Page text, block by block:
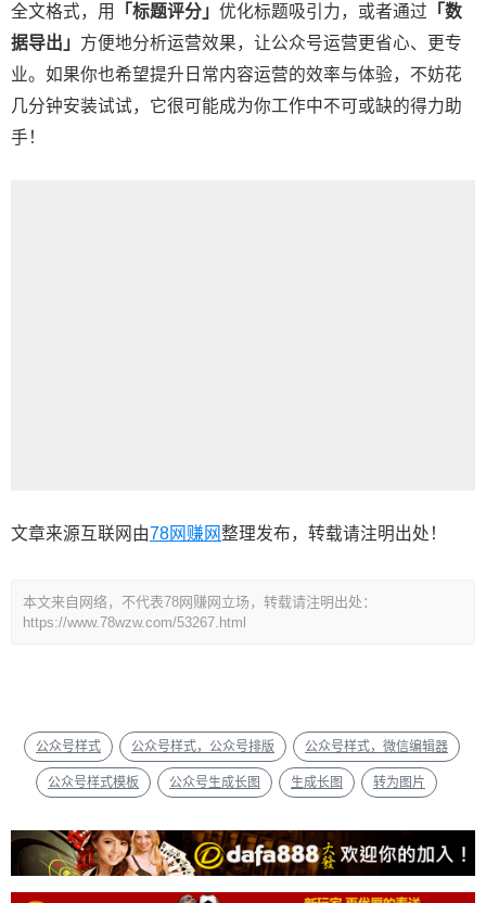
全文格式，用
「标题评分」 优化标题吸引力，或者通过 「数
据导出」 方便地分析运营效果，让公众号运营更省心、更专
业。如果你也希望提升日常内容运营的效率与体验，不妨花
几分钟安装试试，它很可能成为你工作中不可或缺的得力助
手！
文章来源互联网由78网赚网整理发布，转载请注明出处！
本文来自网络，不代表78网赚网立场，转载请注明出处：
https://www.78wzw.com/53267.html
公众号样式 公众号样式，公众号排版 公众号样式，微信编辑器
公众号样式模板 公众号生成长图 生成长图 转为图片